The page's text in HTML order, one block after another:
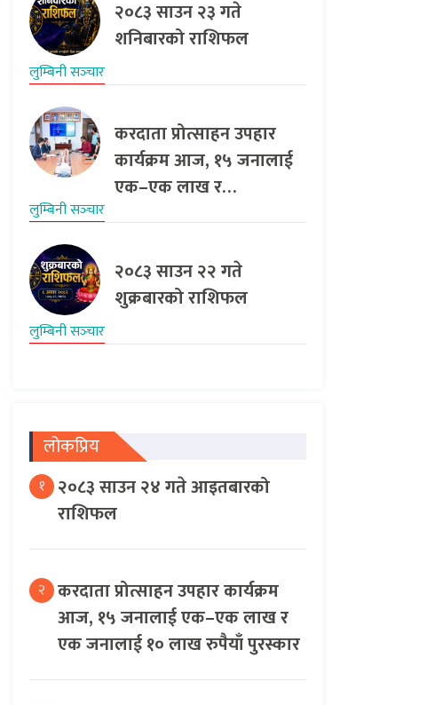
२०८३ साउन २३ गते
शनिबारको राशिफल
लुम्बिनी सञ्‍चार
करदाता प्रोत्साहन उपहार
कार्यक्रम आज, १५ जनालाई
एक–एक लाख र…
लुम्बिनी सञ्‍चार
२०८३ साउन २२ गते
शुक्रबारको राशिफल
लुम्बिनी सञ्‍चार
लोकप्रिय
१ २०८३ साउन २४ गते आइतबारको
राशिफल
२ करदाता प्रोत्साहन उपहार कार्यक्रम
आज, १५ जनालाई एक–एक लाख र
एक जनालाई १० लाख रुपैयाँ पुरस्कार